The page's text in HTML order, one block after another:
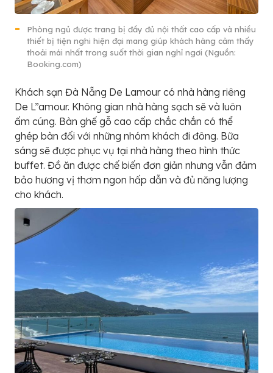
Phòng ngủ được trang bị đầy đủ nội thất cao cấp và nhiều
thiết bị tiện nghi hiện đại mang giúp khách hàng cảm thấy
thoải mái nhất trong suốt thời gian nghỉ ngơi (Nguồn:
Booking.com)
Khách sạn Đà Nẵng De Lamour có nhà hàng riêng
De L”amour. Không gian nhà hàng sạch sẽ và luôn
ấm cúng. Bàn ghế gỗ cao cấp chắc chắn có thể
ghép bàn đối với những nhóm khách đi đông. Bữa
sáng sẽ được phục vụ tại nhà hàng theo hình thức
buffet. Đồ ăn được chế biến đơn giản nhưng vẫn đảm
bảo hương vị thơm ngon hấp dẫn và đủ năng lượng
cho khách.